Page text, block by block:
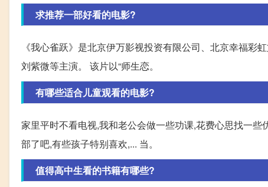
求推荐一部好看的电影?
《我心雀跃》是北京伊万影视投资有限公司、北京幸福彩
刘紫微等主演。 该片以“师生恋。
有哪些适合儿童观看的电影?
家里平时不看电视,我和老公会做一些功课,花费心思找一
部了吧,有些孩子特别喜欢,... 当。
值得高中生看的书籍有哪些?